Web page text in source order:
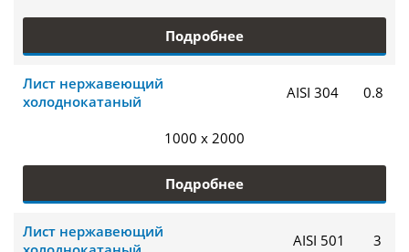
Подробнее
Лист нержавеющий
холоднокатаный
AISI 304 0.8
1000 x 2000
Подробнее
Лист нержавеющий
AISI 501 3